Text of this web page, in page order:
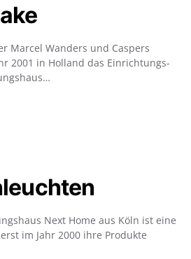
Marcel Wanders und Caspers
2001 in Holland das Einrichtungs-
Next Home aus Köln ist eine
im Jahr 2000 ihre Produkte